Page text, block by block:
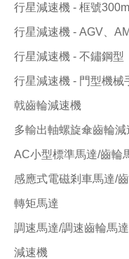
行星減速機 - 框號
行星減速機 - AGV、
行星減速機 - 不鏽鋼型
行星減速機 - 門型機械
戟齒輪減速機
多輸出軸螺旋傘齒輪
AC小型標準馬達/齒輪
感應式電磁剎車馬達/
轉矩馬達
調速馬達/調速齒輪馬達
減速機